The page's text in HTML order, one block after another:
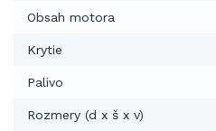
Obsah motora
Krytie
Palivo
Rozmery (d x š x v)